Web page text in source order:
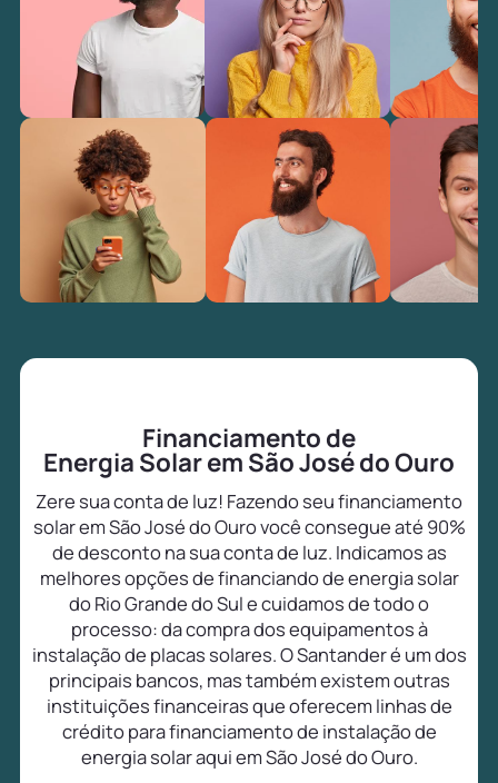
Financiamento de
Energia Solar em São José do Ouro
Zere sua conta de luz! Fazendo seu financiamento
solar em São José do Ouro você consegue até 90%
de desconto na sua conta de luz. Indicamos as
melhores opções de financiando de energia solar
do Rio Grande do Sul e cuidamos de todo o
processo: da compra dos equipamentos à
instalação de placas solares. O Santander é um dos
principais bancos, mas também existem outras
instituições financeiras que oferecem linhas de
crédito para financiamento de instalação de
energia solar aqui em São José do Ouro.